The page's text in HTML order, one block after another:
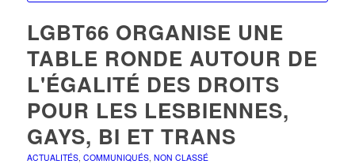
LGBT66 ORGANISE UNE
TABLE RONDE AUTOUR DE
L'ÉGALITÉ DES DROITS
POUR LES LESBIENNES,
GAYS, BI ET TRANS
ACTUALITÉS, COMMUNIQUÉS, NON CLASSÉ